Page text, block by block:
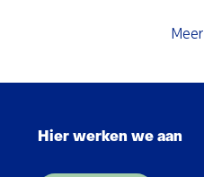
Meer
Hier werken we aan